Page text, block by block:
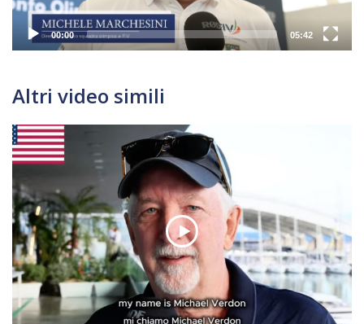
00:00 05:42
Altri video simili